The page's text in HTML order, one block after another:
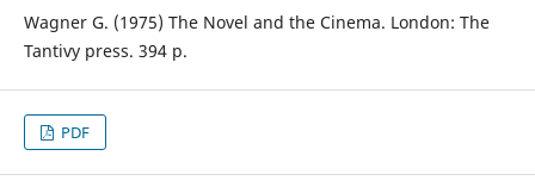
Wagner G. (1975) The Novel and the Cinema. London: The
Tantivy press. 394 p.
PDF